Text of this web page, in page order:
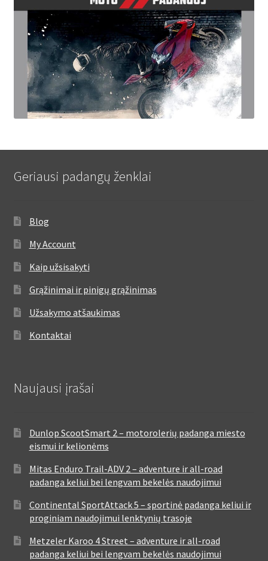
Geriausi padangų ženklai
Blog
My Account
Kaip užsisakyti
Grąžinimai ir pinigų grąžinimas
Užsakymo atšaukimas
Kontaktai
Naujausi įrašai
Dunlop ScootSmart 2 – motorolerių padanga miesto
eismui ir kelionėms
Mitas Enduro Trail-ADV 2 – adventure ir all-road
padanga keliui bei lengvam bekelės naudojimui
Continental SportAttack 5 – sportinė padanga keliui ir
proginiam naudojimui lenktynių trasoje
Metzeler Karoo 4 Street – adventure ir all-road
padanga keliui bei lengvam bekelės naudojimui